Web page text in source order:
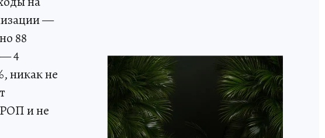
—
88
4
никак не
и не